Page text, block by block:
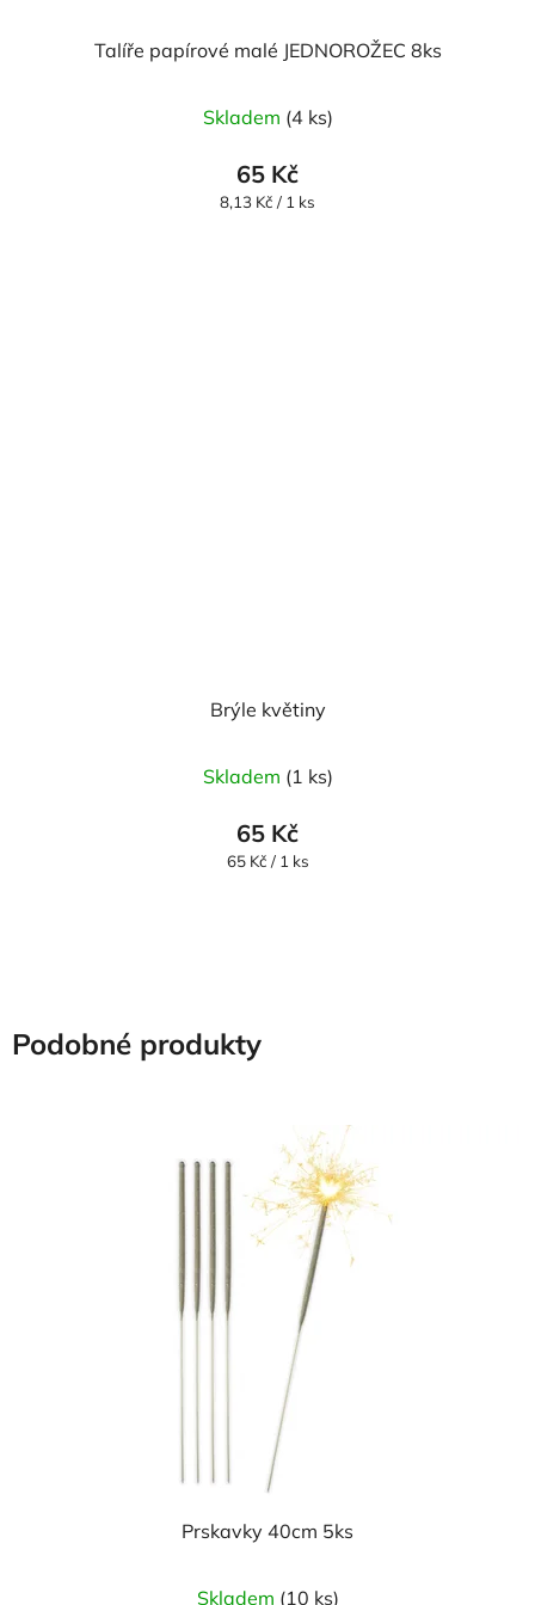
Talíře papírové malé JEDNOROŽEC 8ks
Skladem (4 ks)
65 Kč
Měrná
8,13 Kč / 1 ks
Brýle květiny
Skladem (1 ks)
65 Kč
Měrná
65 Kč / 1 ks
Podobné produkty
Prskavky 40cm 5ks
Skladem (10 ks)